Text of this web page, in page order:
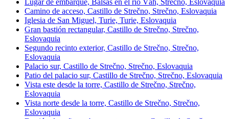
Lugar de embarque, Balsas en el río Váh, Strečno, Eslovaquia
Camino de acceso, Castillo de Strečno, Strečno, Eslovaquia
Iglesia de San Miguel, Turie, Turie, Eslovaquia
Gran bastión rectangular, Castillo de Strečno, Strečno,
Eslovaquia
Segundo recinto exterior, Castillo de Strečno, Strečno,
Eslovaquia
Palacio sur, Castillo de Strečno, Strečno, Eslovaquia
Patio del palacio sur, Castillo de Strečno, Strečno, Eslovaquia
Vista este desde la torre, Castillo de Strečno, Strečno,
Eslovaquia
Vista norte desde la torre, Castillo de Strečno, Strečno,
Eslovaquia